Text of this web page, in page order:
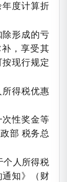
度计算折
形成的亏
，享受其
现行规定
得税优惠
性奖金等
部 税务总
个人所得税
知》（财